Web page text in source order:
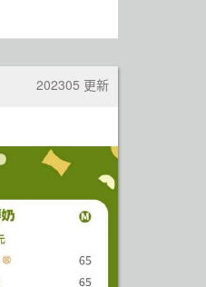
202305 更新